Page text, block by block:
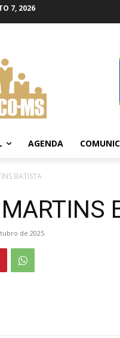
7, 2026
AGENDA
BATISTA
de 2025